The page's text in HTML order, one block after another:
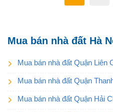
Mua bán nhà đất Hà
Mua bán nhà đất Quận Liên
Mua bán nhà đất Quận
Mua bán nhà đất Quận Hải